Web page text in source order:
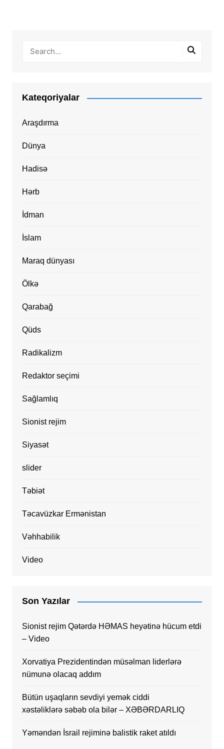
Kateqoriyalar
Araşdırma
Dünya
Hadisə
Hərb
İdman
İslam
Maraq dünyası
Ölkə
Qarabağ
Qüds
Radikalizm
Redaktor seçimi
Sağlamlıq
Sionist rejim
Siyasət
slider
Təbiət
Təcavüzkar Ermənistan
Vəhhabilik
Video
Son Yazılar
Sionist rejim Qətərdə HƏMAS heyətinə hücum etdi
– Video
Xorvatiya Prezidentindən müsəlman liderlərə
nümunə olacaq addım
Bütün uşaqların sevdiyi yemək ciddi
xəstəliklərə səbəb ola bilər – XƏBƏRDARLIQ
Yəməndən İsrail rejiminə balistik raket atıldı